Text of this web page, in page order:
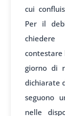
cui
Per il
chiedere
contestare
giorno di
dichiarate
seguono
nelle